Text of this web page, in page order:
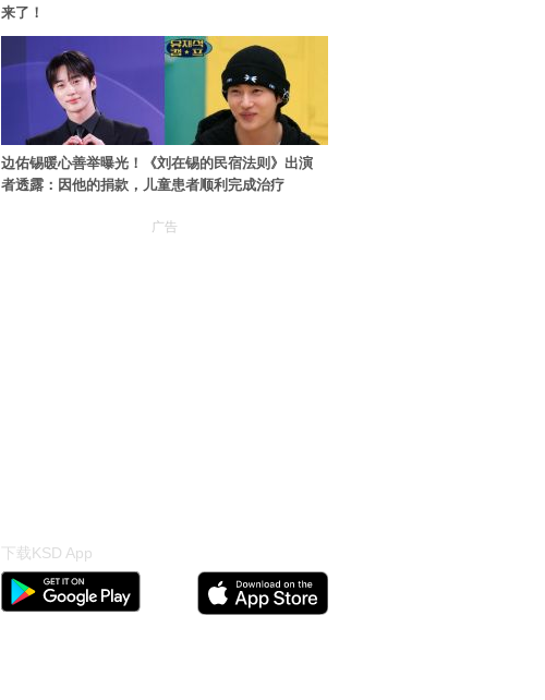
来了！
边佑锡暖心善举曝光！《刘在锡的民宿法则》出演
者透露：因他的捐款，儿童患者顺利完成治疗
广告
下载KSD App